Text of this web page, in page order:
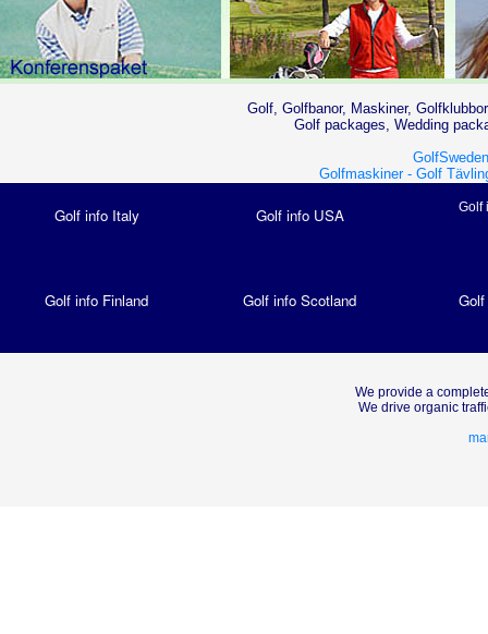
Golf, Golfbanor, Maskiner,
Golf packages, Wedding
Golfmaskiner - Golf
Golf info Italy Golf info USA Golf
Golf info Finland Golf info Scotland
We provide a
We drive organic